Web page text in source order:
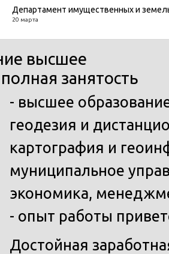
Департамент имущественных и
20 марта
высшее
полная занятость
- высшее
геодезия и
картография и
муниципальное
экономика,
- опыт работы
Достойная